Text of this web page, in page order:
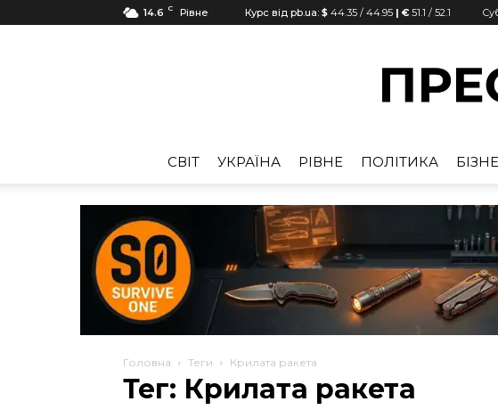
14.6 C Рівне Курс від pb.ua: $ 44.35 / 44.95 | € 51.1 / 52.1
CВІТ УКРАЇНА РІВНЕ ПОЛІТИКА
Головна Теги Крилата ракета
Тег: Крилата ракета